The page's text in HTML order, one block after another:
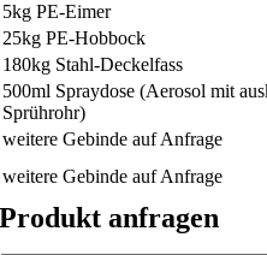
5kg PE-Eimer
25kg PE-Hobbock
180kg Stahl-Deckelfass
500ml Spraydose (Aerosol mit
Sprührohr)
weitere Gebinde auf Anfrage
weitere Gebinde auf Anfrage
Produkt anfragen